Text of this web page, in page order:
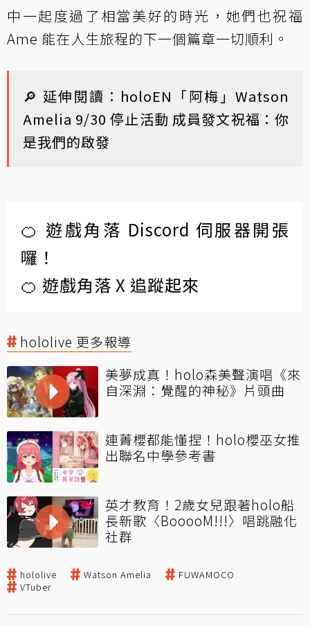
中一起度過了相當美好的時光，她們也祝福
Ame 能在人生旅程的下一個篇章一切順利。
🔎 延伸閱讀： holoEN「阿梅」Watson
Amelia 9/30 停止活動 成員發文祝福：你
是我們的啟發
🍊 遊戲角落 Discord 伺服器開張
囉！
🍊 遊戲角落 X 追蹤起來
hololive 更多報導
美夢成真！holo森美聲演唱《來
自深淵：覺醒的神秘》片頭曲
連菁櫻都能懂捏！holo櫻巫女推
出聯名中學參考書
英才教育！2歲女兒跟著holo船
長新歌〈BooooM!!!〉唱跳融化
社群
hololive Watson Amelia
FUWAMOCO
VTuber